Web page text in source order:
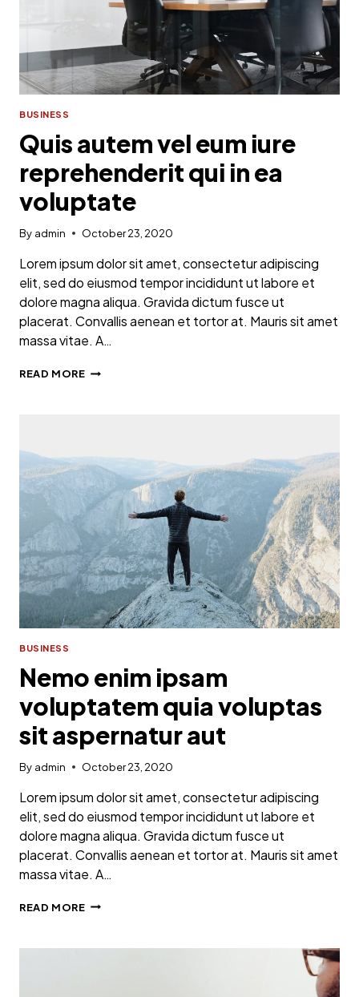
BUSINESS
Quis autem vel eum iure
reprehenderit qui in ea
voluptate
By admin October 23, 2020
Lorem ipsum dolor sit amet, consectetur adipiscing
elit, sed do eiusmod tempor incididunt ut labore et
dolore magna aliqua. Gravida dictum fusce ut
placerat. Convallis aenean et tortor at. Mauris sit amet
massa vitae. A…
READ MOREQUIS
QUI
EA
VOLUPTATE
BUSINESS
Nemo enim ipsam
voluptatem quia voluptas
sit aspernatur aut
By admin October 23, 2020
Lorem ipsum dolor sit amet, consectetur adipiscing
elit, sed do eiusmod tempor incididunt ut labore et
dolore magna aliqua. Gravida dictum fusce ut
placerat. Convallis aenean et tortor at. Mauris sit amet
massa vitae. A…
READ MORENEMO
VOLUPTATEM